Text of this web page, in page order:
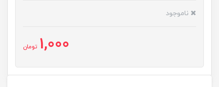
ناموجود
1,000 تومان